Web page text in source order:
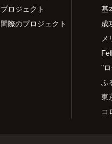
ロジェクト
際のプロジェクト
基
成
メ
"
ふ
東
コ